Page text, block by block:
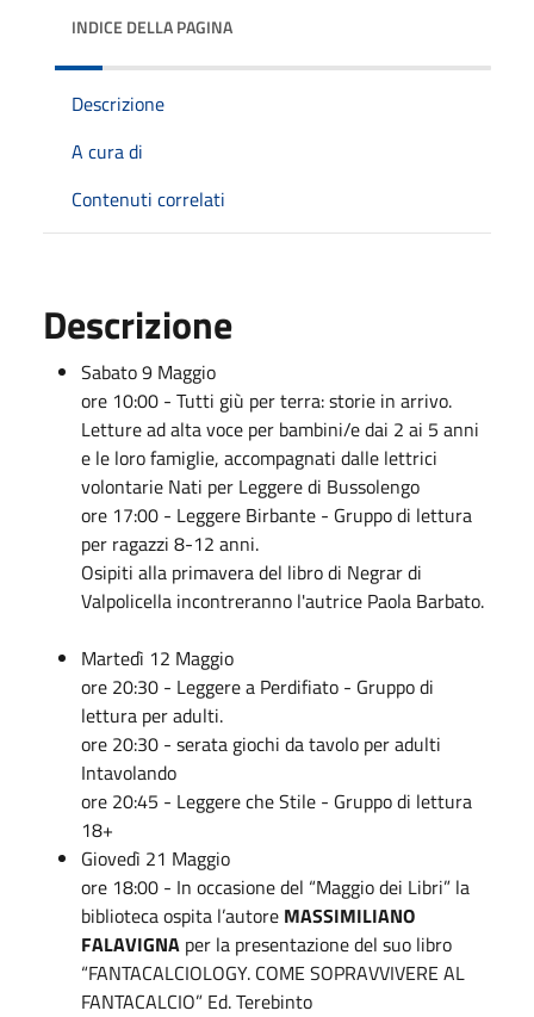
INDICE DELLA PAGINA
Descrizione
A cura di
Contenuti correlati
Descrizione
Sabato 9 Maggio
ore 10:00 - Tutti giù per terra: storie in arrivo.
Letture ad alta voce per bambini/e dai 2 ai 5 anni
e le loro famiglie, accompagnati dalle lettrici
volontarie Nati per Leggere di Bussolengo
ore 17:00 - Leggere Birbante - Gruppo di lettura
per ragazzi 8-12 anni.
Osipiti alla primavera del libro di Negrar di
Valpolicella incontreranno l'autrice Paola Barbato.
Martedì 12 Maggio
ore 20:30 - Leggere a Perdifiato - Gruppo di
lettura per adulti.
ore 20:30 - serata giochi da tavolo per adulti
Intavolando
ore 20:45 - Leggere che Stile - Gruppo di lettura
18+
Giovedì 21 Maggio
ore 18:00 - In occasione del “Maggio dei Libri” la
biblioteca ospita l’autore MASSIMILIANO
FALAVIGNA per la presentazione del suo libro
“FANTACALCIOLOGY. COME SOPRAVVIVERE AL
FANTACALCIO” Ed. Terebinto